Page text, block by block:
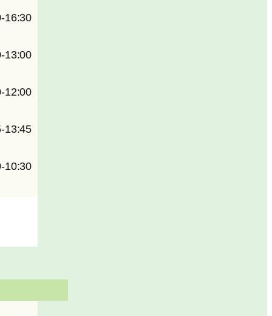
16:30
13:00
12:00
13:45
10:30